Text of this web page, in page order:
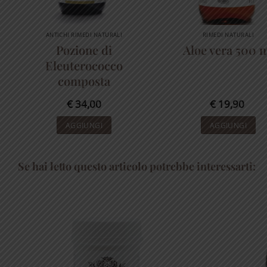
ANTICHI RIMEDI NATURALI
Pozione di
Eleuterococco
composta
€ 34,00
AGGIUNGI
RIMEDI NATURALI
Aloe vera 500
€ 19,90
AGGIUNGI
Se hai letto questo articolo potrebbe interessarti: